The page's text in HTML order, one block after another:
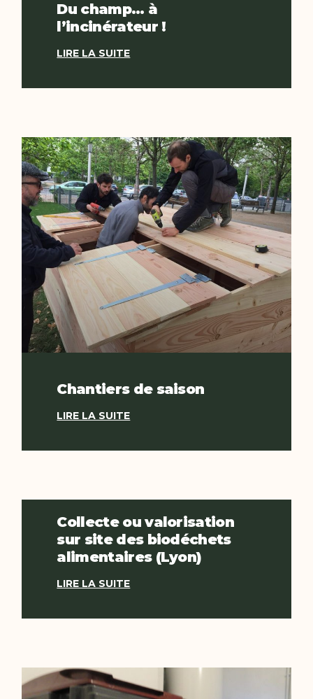
Du champ… à
l’incinérateur !
LIRE LA SUITE
Chantiers de saison
LIRE LA SUITE
Collecte ou valorisation
sur site des biodéchets
alimentaires (Lyon)
LIRE LA SUITE